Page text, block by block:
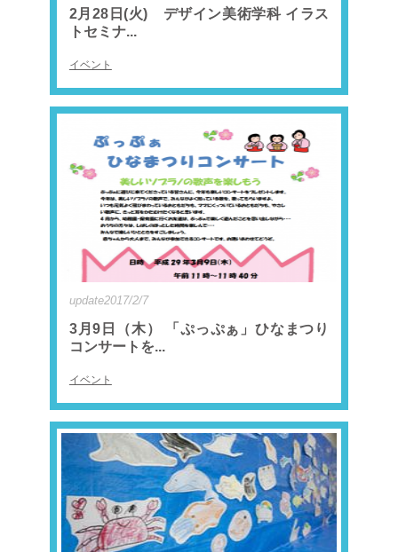
2月28日(火) デザイン美術学科 イラス
トセミナ...
イベント
update2017/2/7
3月9日（木） 「ぷっぷぁ」ひなまつり
コンサートを...
イベント